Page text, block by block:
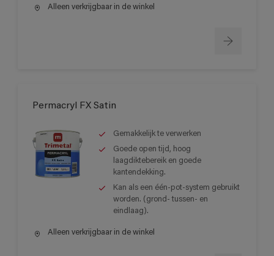
Alleen verkrijgbaar in de winkel
Permacryl FX Satin
Gemakkelijk te verwerken
Goede open tijd, hoog
laagdiktebereik en goede
kantendekking.
Kan als een één-pot-system gebruikt
worden. (grond- tussen- en
eindlaag).
Alleen verkrijgbaar in de winkel